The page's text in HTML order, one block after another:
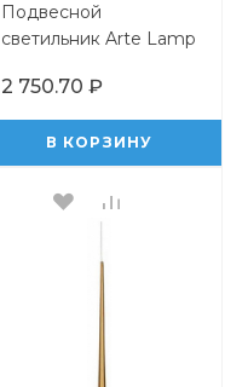
Подвесной
светильник Arte Lamp
2 750.70 ₽
В КОРЗИНУ